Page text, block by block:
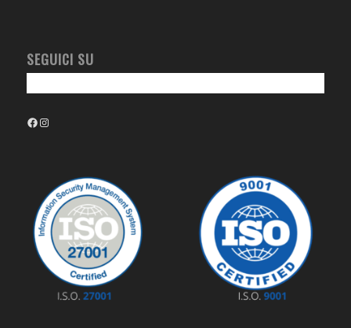
SEGUICI SU
Facebook
Instagram